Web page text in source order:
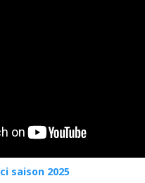
saison 2025